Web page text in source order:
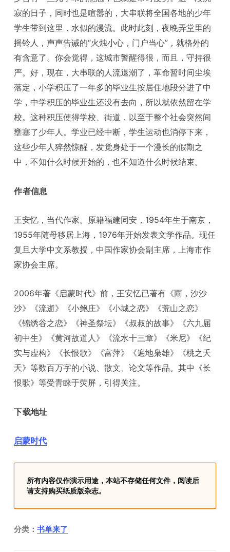
寂的日子，同时也是喧嚣的，大串联将全国各地的少年
学生带到这里，水似的漫流。此时此刻，夜晚弄堂里的
摇铃人，声声告诫的“火烛小心，门户当心”，就格外的
有含意了。你会觉得，这城市警醒得很，而且，守持很
严。好，现在，大串联的人流退潮了，革命暂时间尘埃
落定，小学积压了一年多的毕业生按居住地段分进了中
学，中学积压的毕业生还没有去向，所以就依然留在学
校。这种积压使得学校、街道，以至于整个社会突然间
壅塞了少年人。学业已经中断，学生运动也消停下来，
这些少年人猝然惊醒，发觉身处于一个漫长的假期之
中，不知什么时候开始的，也不知道什么时候结束。
作者信息
王安忆，当代作家。原籍福建同安，1954年生于南京，
1955年随母移居上海，1976年开始发表文学作品。现任
复旦大学中文系教授，中国作家协会副主席，上海市作
家协会主席。
2006年著《启蒙时代》前，王安忆已著有《雨，沙沙
沙》《流逝》《小鲍庄》《小城之恋》《荒山之恋》
《锦绣谷之恋》《神圣祭坛》《叔叔的故事》《六九届
初中生》《黄河故道人》《流水十三章》《米尼》《纪
实与虚构》《长恨歌》《富萍》《遍地枭雄》《桃之夭
夭》等数百万字的小说、散文、论文等作品。其中《长
恨歌》等受青睐于荧屏，引得关注。
下载地址
启蒙时代
所有内容仅作演示用途，本站不存储任何文件，阅读后
请支持购买纸质版杂志。
分类：书单来了